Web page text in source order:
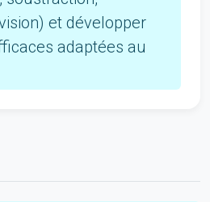
et développer
adaptées au